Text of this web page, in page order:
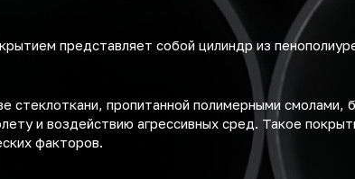
представляет собой цилиндр из
стеклоткани, пропитанной полимерными смолами,
и воздействию агрессивных сред. Такое
факторов.